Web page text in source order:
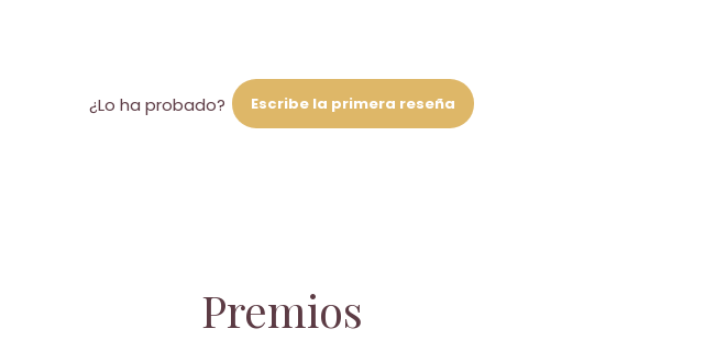
¿Lo ha probado? Escribe la primera reseña
Premios